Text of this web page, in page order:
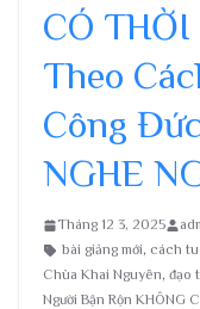
CÓ
Theo
Công
NGHE
Tháng 12 3, 2025
bài giảng mới, cách
Chùa Khai Nguyên, đạo
Người Bận Rộn KHÔNG